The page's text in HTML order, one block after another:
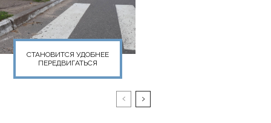
СТАНОВИТСЯ УДОБНЕЕ
ПЕРЕДВИГАТЬСЯ